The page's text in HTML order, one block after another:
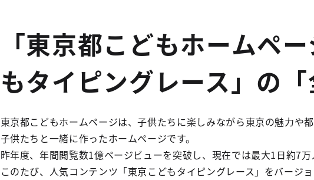
「東京都こどもホームペ
もタイピングレース」の
東京都こどもホームページは、子供たちに楽しみながら東京の魅力や
子供たちと一緒に作ったホームページです。
昨年度、年間閲覧数1億ページビューを突破し、現在では最大1日約7
このたび、人気コンテンツ「東京こどもタイピングレース」をバージ